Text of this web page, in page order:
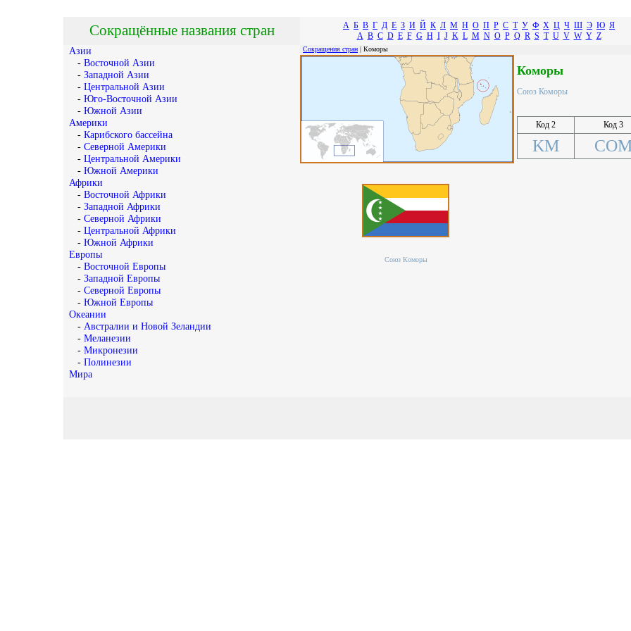
А Б В Г Д Е З И Й К Л М Н О П Р С Т У Ф Х Ц Ч Ш Э Ю Я
A B C D E F G H I J K L M N O P Q R S T U V W Y Z
Сокращения стран | Коморы
Союз Коморы
Коморы
Союз Коморы
Код 2 Код 3
KM
Сокращённые названия стран
Азии
- Восточной Азии
- Западной Азии
- Центральной Азии
- Юго-Восточной Азии
- Южной Азии
Америки
- Карибского бассейна
- Северной Америки
- Центральной Америки
- Южной Америки
Африки
- Восточной Африки
- Западной Африки
- Северной Африки
- Центральной Африки
- Южной Африки
Европы
- Восточной Европы
- Западной Европы
- Северной Европы
- Южной Европы
Океании
- Австралии и Новой Зеландии
- Меланезии
- Микронезии
- Полинезии
Мира